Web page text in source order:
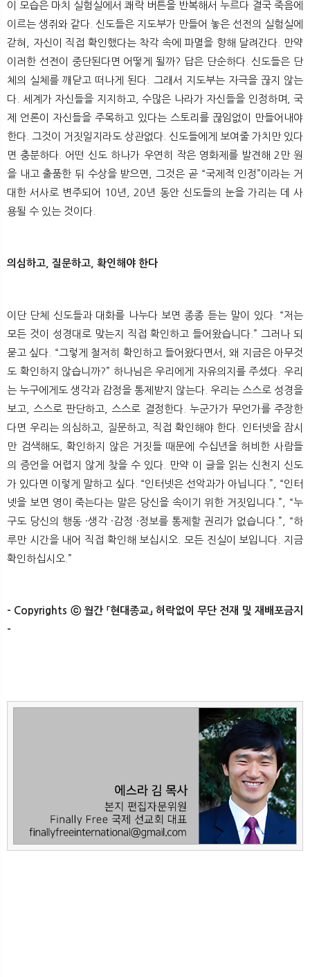
이 모습은 마치 실험실에서 쾌락 버튼을 반복해서 누르다 결국 죽음에
이르는 생쥐와 같다. 신도들은 지도부가 만들어 놓은 선전의 실험실에
갇혀, 자신이 직접 확인했다는 착각 속에 파멸을 향해 달려간다. 만약
이러한 선전이 중단된다면 어떻게 될까? 답은 단순하다. 신도들은 단
체의 실체를 깨닫고 떠나게 된다. 그래서 지도부는 자극을 끊지 않는
다. 세계가 자신들을 지지하고, 수많은 나라가 자신들을 인정하며, 국
제 언론이 자신들을 주목하고 있다는 스토리를 끊임없이 만들어내야
한다. 그것이 거짓일지라도 상관없다. 신도들에게 보여줄 가치만 있다
면 충분하다. 어떤 신도 하나가 우연히 작은 영화제를 발견해 2만 원
을 내고 출품한 뒤 수상을 받으면, 그것은 곧 “국제적 인정”이라는 거
대한 서사로 변주되어 10년, 20년 동안 신도들의 눈을 가리는 데 사
용될 수 있는 것이다.
의심하고, 질문하고, 확인해야 한다
이단 단체 신도들과 대화를 나누다 보면 종종 듣는 말이 있다. “저는
모든 것이 성경대로 맞는지 직접 확인하고 들어왔습니다.” 그러나 되
묻고 싶다. “그렇게 철저히 확인하고 들어왔다면서, 왜 지금은 아무것
도 확인하지 않습니까?” 하나님은 우리에게 자유의지를 주셨다. 우리
는 누구에게도 생각과 감정을 통제받지 않는다. 우리는 스스로 성경을
보고, 스스로 판단하고, 스스로 결정한다. 누군가가 무언가를 주장한
다면 우리는 의심하고, 질문하고, 직접 확인해야 한다. 인터넷을 잠시
만 검색해도, 확인하지 않은 거짓들 때문에 수십년을 허비한 사람들
의 증언을 어렵지 않게 찾을 수 있다. 만약 이 글을 읽는 신천지 신도
가 있다면 이렇게 말하고 싶다. “인터넷은 선악과가 아닙니다.”, “인터
넷을 보면 영이 죽는다는 말은 당신을 속이기 위한 거짓입니다.”, “누
구도 당신의 행동 ·생각 ·감정 ·정보를 통제할 권리가 없습니다.”, “하
루만 시간을 내어 직접 확인해 보십시오. 모든 진실이 보입니다. 지금
확인하십시오.”
- Copyrights ⓒ 월간 「현대종교」 허락없이 무단 전재 및 재배포금지
-